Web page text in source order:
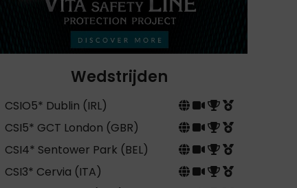
Wedstrijden
CSIO5* Dublin (IRL)
CSI5* GCT London (GBR)
CSI4* Sentower Park (BEL)
CSI3* Cervia (ITA)